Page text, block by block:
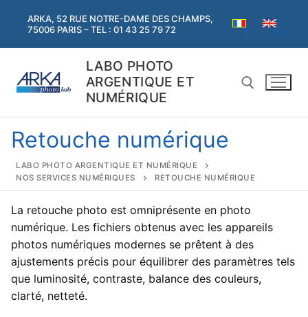
ARKA, 52 RUE NOTRE-DAME DES CHAMPS,
75006 PARIS – TEL : 01 43 25 79 72
fr en
LABO PHOTO
ARGENTIQUE ET
NUMÉRIQUE
Rechercher :
Rechercher
Accueil
Argentique
Argentique
Numérique
Retouche numérique
LABO PHOTO ARGENTIQUE ET NUMÉRIQUE
NOS SERVICES NUMÉRIQUES
RETOUCHE NUMÉRIQUE
La retouche photo est omniprésente en photo
numérique. Les fichiers obtenus avec les appareils
photos numériques modernes se prêtent à des
ajustements précis pour équilibrer des paramètres tels
que luminosité, contraste, balance des couleurs,
clarté, netteté.